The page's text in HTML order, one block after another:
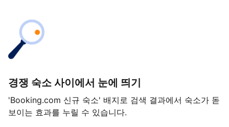
경쟁 숙소 사이에서 눈에 띄기
'Booking.com 신규 숙소' 배지로 검색 결과에서 숙소가 돋
보이는 효과를 누릴 수 있습니다.